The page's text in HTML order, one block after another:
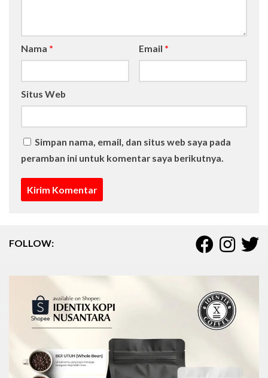
Nama * Email *
Situs Web
Simpan nama, email, dan situs web saya pada
peramban ini untuk komentar saya berikutnya.
FOLLOW: